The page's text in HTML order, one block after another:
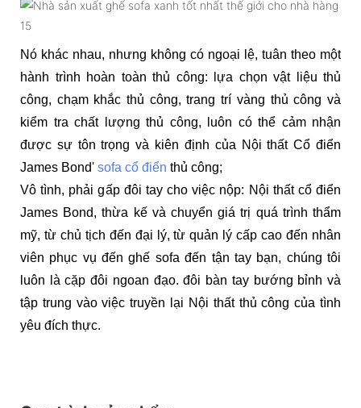
Nó khác nhau, nhưng không có ngoại lệ, tuân theo một
hành trình hoàn toàn thủ công: lựa chọn vật liệu thủ
công, chạm khắc thủ công, trang trí vàng thủ công và
kiểm tra chất lượng thủ công, luôn có thể cảm nhận
được sự tôn trọng và kiên định của Nội thất Cổ điển
James Bond' sofa cổ điển thủ công;
Vô tình, phải gấp đôi tay cho việc nộp: Nội thất cổ điển
James Bond, thừa kế và chuyển giá trị quá trình thẩm
mỹ, từ chủ tịch đến đại lý, từ quản lý cấp cao đến nhân
viên phục vụ đến ghế sofa đến tận tay bạn, chúng tôi
luôn là cặp đôi ngoan đạo. đôi bàn tay bướng bỉnh và
tập trung vào việc truyền lại Nội thất thủ công của tình
yêu đích thực.